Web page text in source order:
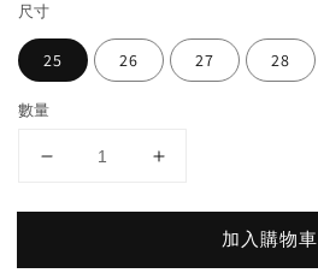
尺寸
25 26 27 28
數量
加入購物車